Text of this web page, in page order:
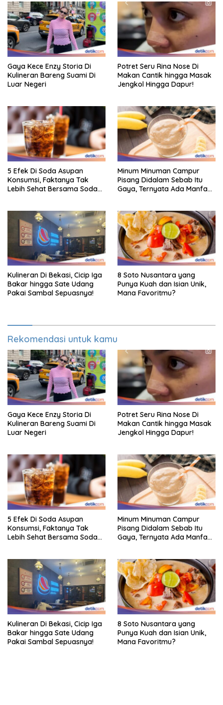
Gaya Kece Enzy Storia Di
Kulineran Bareng Suami Di
Luar Negeri
Potret Seru Rina Nose Di
Makan Cantik hingga Masak
Jengkol Hingga Dapur!
5 Efek Di Soda Asupan
Konsumsi, Faktanya Tak
Lebih Sehat Bersama Soda
Minum Minuman Campur
Pisang Didalam Sebab Itu
Gaya, Ternyata Ada Manfaat
Kulineran Di Bekasi, Cicip Iga
Bakar hingga Sate Udang
Pakai Sambal Sepuasnya!
8 Soto Nusantara yang
Punya Kuah dan Isian Unik,
Mana Favoritmu?
Rekomendasi untuk kamu
Gaya Kece Enzy Storia Di
Kulineran Bareng Suami Di
Luar Negeri
Potret Seru Rina Nose Di
Makan Cantik hingga Masak
Jengkol Hingga Dapur!
5 Efek Di Soda Asupan
Konsumsi, Faktanya Tak
Lebih Sehat Bersama Soda
Minum Minuman Campur
Pisang Didalam Sebab Itu
Gaya, Ternyata Ada Manfaat
Kulineran Di Bekasi, Cicip Iga
Bakar hingga Sate Udang
Pakai Sambal Sepuasnya!
8 Soto Nusantara yang
Punya Kuah dan Isian Unik,
Mana Favoritmu?